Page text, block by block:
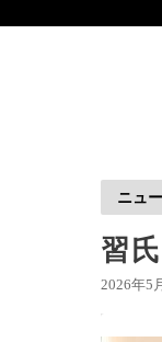
ニュ
習
2026年5